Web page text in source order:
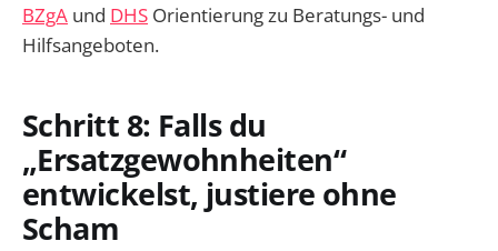
BZgA und DHS Orientierung zu Beratungs- und
Hilfsangeboten.
Schritt 8: Falls du
„Ersatzgewohnheiten“
entwickelst, justiere ohne
Scham